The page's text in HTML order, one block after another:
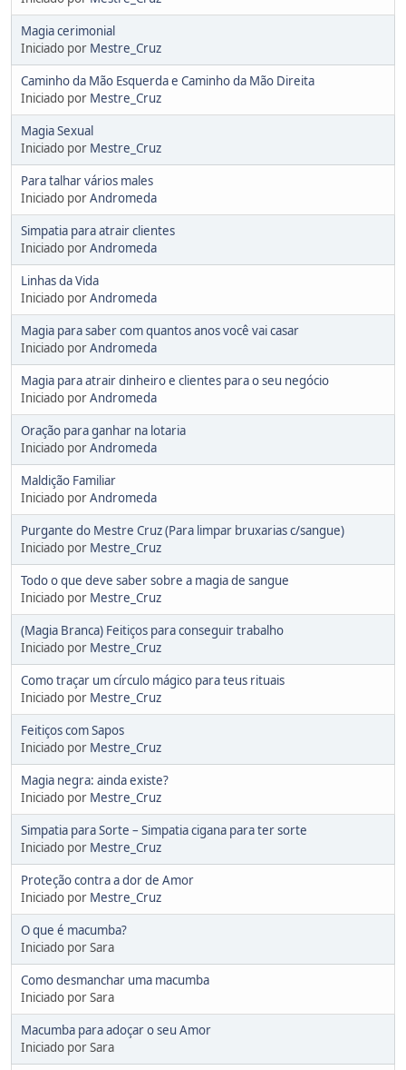
Magia cerimonial
Iniciado por Mestre_Cruz
Caminho da Mão Esquerda e Caminho da Mão Direita
Iniciado por Mestre_Cruz
Magia Sexual
Iniciado por Mestre_Cruz
Para talhar vários males
Iniciado porAndromeda
Simpatia para atrair clientes
Iniciado porAndromeda
Linhas da Vida
Iniciado porAndromeda
Magia para saber com quantos anos você vai casar
Iniciado porAndromeda
Magia para atrair dinheiro e clientes para o seu negócio
Iniciado porAndromeda
Oração para ganhar na lotaria
Iniciado porAndromeda
Maldição Familiar
Iniciado porAndromeda
Purgante do Mestre Cruz (Para limpar bruxarias c/sangue)
Iniciado por Mestre_Cruz
Todo o que deve saber sobre a magia de sangue
Iniciado por Mestre_Cruz
(Magia Branca) Feitiços para conseguir trabalho
Iniciado por Mestre_Cruz
Como traçar um círculo mágico para teus rituais
Iniciado por Mestre_Cruz
Feitiços com Sapos
Iniciado por Mestre_Cruz
Magia negra: ainda existe?
Iniciado por Mestre_Cruz
Simpatia para Sorte – Simpatia cigana para ter sorte
Iniciado por Mestre_Cruz
Proteção contra a dor de Amor
Iniciado por Mestre_Cruz
O que é macumba?
Iniciado por Sara
Como desmanchar uma macumba
Iniciado por Sara
Macumba para adoçar o seu Amor
Iniciado por Sara